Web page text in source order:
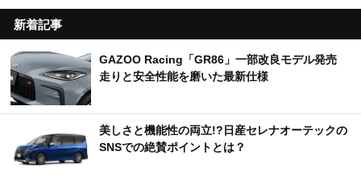
新着記事
GAZOO Racing「GR86」一部改良モデル発売
走りと安全性能を磨いた最新仕様
美しさと機能性の両立!?日産セレナオーテックの
SNSでの絶賛ポイントとは？